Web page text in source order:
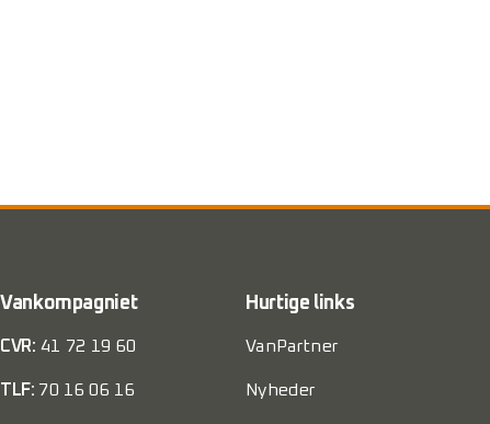
Vankompagniet
CVR: 41 72 19 60
TLF: 70 16 06 16
Hurtige links
VanPartner
Nyheder